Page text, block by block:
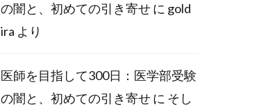
の闇と、初めての引き寄せに gold
ira より
医師を目指して300日：医学部受験
の闇と、初めての引き寄せに そし